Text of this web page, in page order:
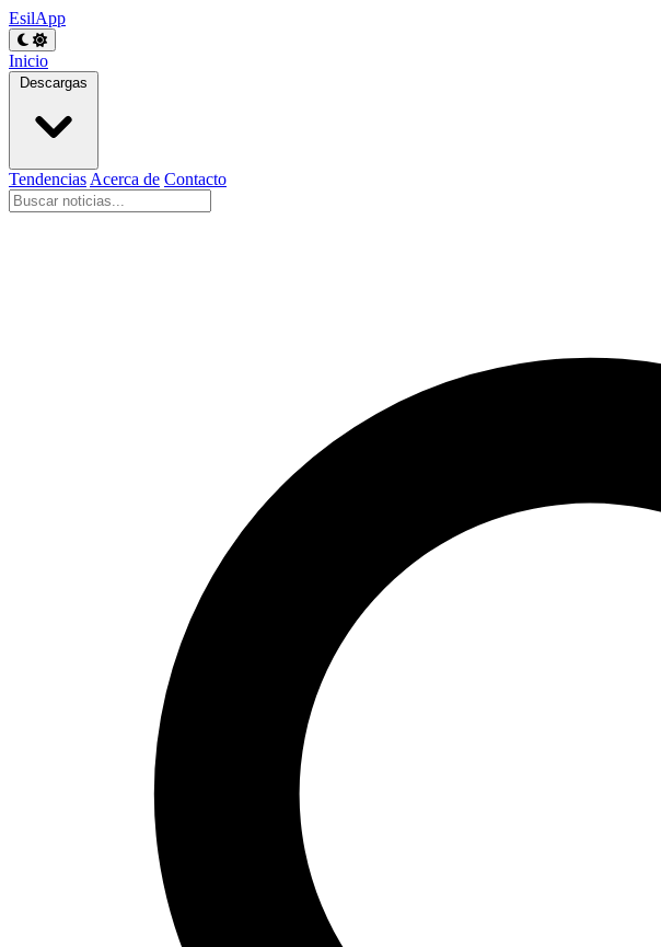
EsilApp
Inicio
Descargas
Tendencias Acerca de Contacto